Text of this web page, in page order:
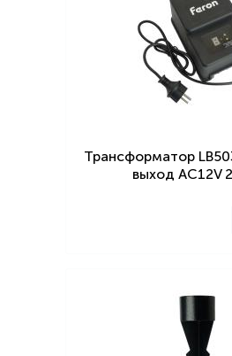
Трансформатор
выход AC12V